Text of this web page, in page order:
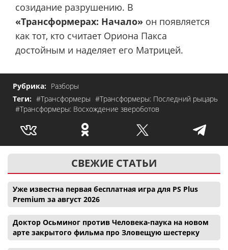
созидание разрушению. В
«Трансформерах: Начало» он появляется
как тот, кто считает Ориона Пакса
достойным и наделяет его Матрицей.
Рубрика: Разборы
Теги: #Трансформеры #Трансформеры: Последний рыцарь
#Трансформеры: Восхождение звероботов
СВЕЖИЕ СТАТЬИ
Уже известна первая бесплатная игра для PS Plus
Premium за август 2026
Доктор Осьминог против Человека-паука на новом
арте закрытого фильма про Зловещую шестерку